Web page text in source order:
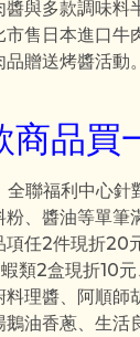
與多款調味料
售日本進口牛
贈送烤醬活動。
商品買
全聯福利中心針
粉、醬油等單筆
項任2件現折20
類2盒現折10元
理醬、阿順師
油香蔥、生活